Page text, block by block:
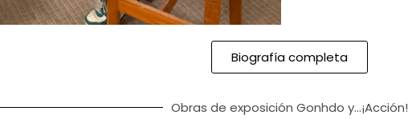
Biografía completa
Obras de exposición Gonhdo y...¡Acción!